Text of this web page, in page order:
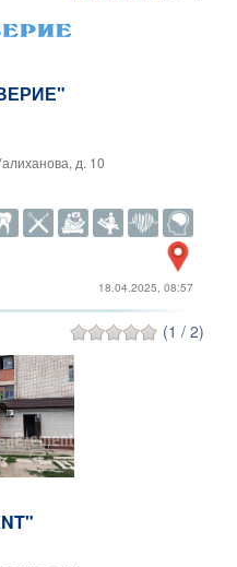
д. 10
18.04.2025, 08:57
(1 / 2)